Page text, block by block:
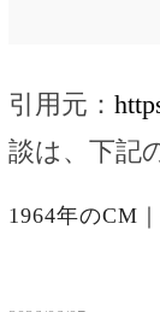
引用元：
談は、下記
1964年のCM